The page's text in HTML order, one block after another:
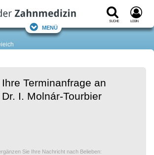
Suche Login
Menü
Ihre Terminanfrage an
Dr. I. Molnár-Tourbier
Sie Ihre Nachricht nach Belieben: